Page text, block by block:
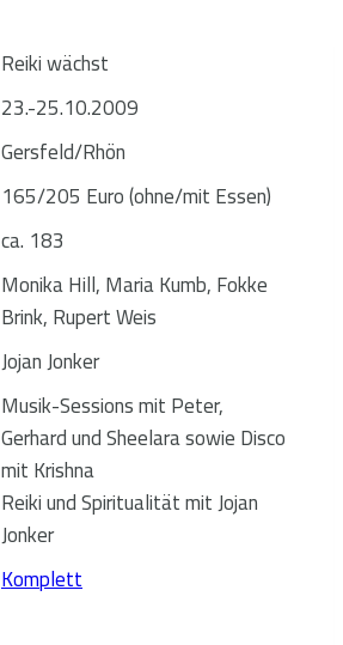
Reiki wächst
23.-25.10.2009
Gersfeld/Rhön
165/205 Euro (ohne/mit Essen)
ca. 183
Monika Hill, Maria Kumb, Fokke
Brink, Rupert Weis
Jojan Jonker
Musik-Sessions mit Peter,
Gerhard und Sheelara sowie Disco
mit Krishna
Reiki und Spiritualität mit Jojan
Jonker
Komplett